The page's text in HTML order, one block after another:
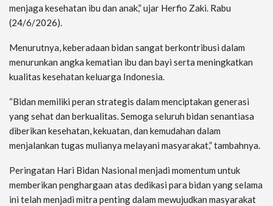
menjaga kesehatan ibu dan anak,” ujar Herfio Zaki. Rabu
(24/6/2026).
Menurutnya, keberadaan bidan sangat berkontribusi dalam
menurunkan angka kematian ibu dan bayi serta meningkatkan
kualitas kesehatan keluarga Indonesia.
“Bidan memiliki peran strategis dalam menciptakan generasi
yang sehat dan berkualitas. Semoga seluruh bidan senantiasa
diberikan kesehatan, kekuatan, dan kemudahan dalam
menjalankan tugas mulianya melayani masyarakat,” tambahnya.
Peringatan Hari Bidan Nasional menjadi momentum untuk
memberikan penghargaan atas dedikasi para bidan yang selama
ini telah menjadi mitra penting dalam mewujudkan masyarakat